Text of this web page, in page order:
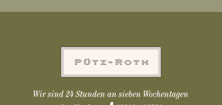
Wir sind 24 Stunden an sieben Wochentagen